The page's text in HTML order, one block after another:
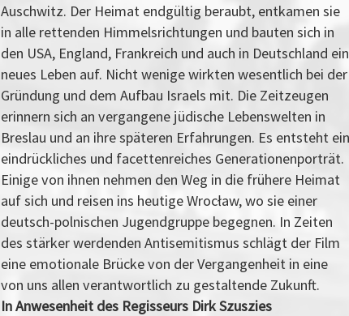
Auschwitz. Der Heimat endgültig beraubt, entkamen sie
in alle rettenden Himmelsrichtungen und bauten sich in
den USA, England, Frankreich und auch in Deutschland ein
neues Leben auf. Nicht wenige wirkten wesentlich bei der
Gründung und dem Aufbau Israels mit. Die Zeitzeugen
erinnern sich an vergangene jüdische Lebenswelten in
Breslau und an ihre späteren Erfahrungen. Es entsteht ein
eindrückliches und facettenreiches Generationenporträt.
Einige von ihnen nehmen den Weg in die frühere Heimat
auf sich und reisen ins heutige Wrocław, wo sie einer
deutsch-polnischen Jugendgruppe begegnen. In Zeiten
des stärker werdenden Antisemitismus schlägt der Film
eine emotionale Brücke von der Vergangenheit in eine
von uns allen verantwortlich zu gestaltende Zukunft.
In Anwesenheit des Regisseurs Dirk Szuszies